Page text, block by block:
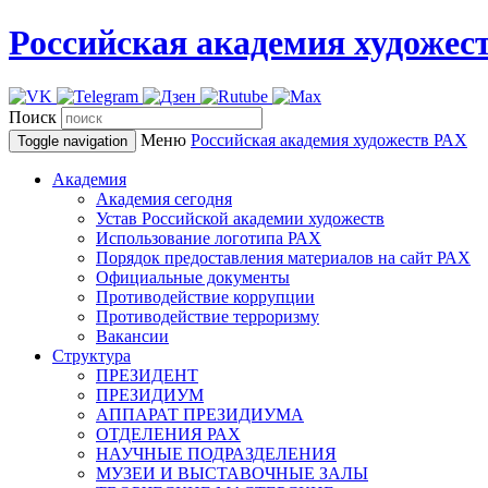
Российская академия
Поиск
Toggle navigation Меню Российская академия художеств РАХ
Академия
Академия сегодня
Устав Российской академии художеств
Использование логотипа РАХ
Порядок предоставления материалов на сайт РАХ
Официальные документы
Противодействие коррупции
Противодействие терроризму
Вакансии
Структура
ПРЕЗИДЕНТ
ПРЕЗИДИУМ
АППАРАТ ПРЕЗИДИУМА
ОТДЕЛЕНИЯ РАХ
НАУЧНЫЕ ПОДРАЗДЕЛЕНИЯ
МУЗЕИ И ВЫСТАВОЧНЫЕ ЗАЛЫ